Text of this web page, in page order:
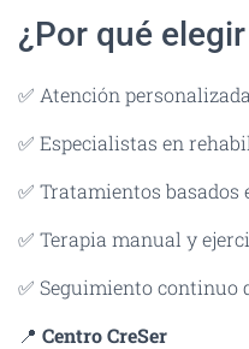
¿Por qué
✅ Atención
✅ Especialistas en
✅ Tratamientos basados
✅ Terapia manual y
✅ Seguimiento continuo
📍 Centro CreSer